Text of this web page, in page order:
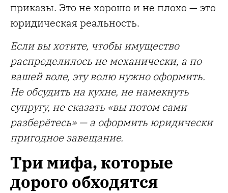
приказы. Это не хорошо и не плохо — это
юридическая реальность.
Если вы хотите, чтобы имущество
распределилось не механически, а по
вашей воле, эту волю нужно оформить.
Не обсудить на кухне, не намекнуть
супругу, не сказать «вы потом сами
разберётесь» — а оформить юридически
пригодное завещание.
Три мифа, которые
дорого обходятся